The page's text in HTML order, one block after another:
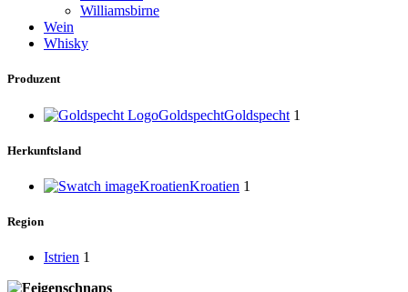
Williamsbirne
Wein
Whisky
Produzent
GoldspechtGoldspecht 1
Herkunftsland
KroatienKroatien 1
Region
Istrien 1